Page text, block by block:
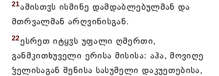
21ამისთჳს ისმინე დამდაბლებულმან და
მთრვალმან არღვინისგან.
22ესრეთ იტყჳს უფალი ღმერთი,
განმკითხუველი ერისა მისისა: აჰა, მოვიღე
ჴელისაგან შენისა სასუმელი დაკუეთებისა,